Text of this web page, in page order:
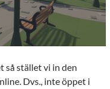
så stället vi in den
Dvs., inte öppet i